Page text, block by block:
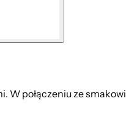
połączeniu ze